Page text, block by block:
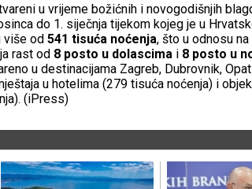
u vrijeme božićnih i novogodišnjih
do 1. siječnja tijekom kojeg je u
više od 541 tisuća noćenja, što u odnosu
rast od 8 posto u dolascima i 8 posto u
u destinacijama Zagreb, Dubrovnik,
u hotelima (279 tisuća noćenja) i
(iPress)